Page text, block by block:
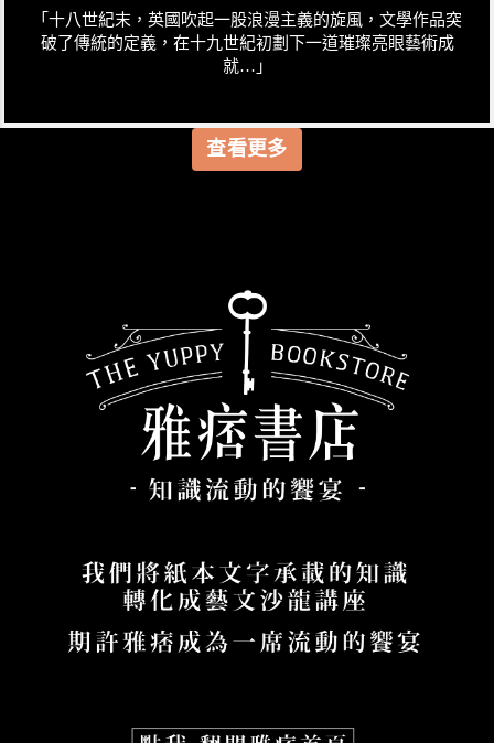
「十八世紀末，英國吹起一股浪漫主義的旋風，文學作品突
破了傳統的定義，在十九世紀初劃下一道璀璨亮眼藝術成
就…」
查看更多